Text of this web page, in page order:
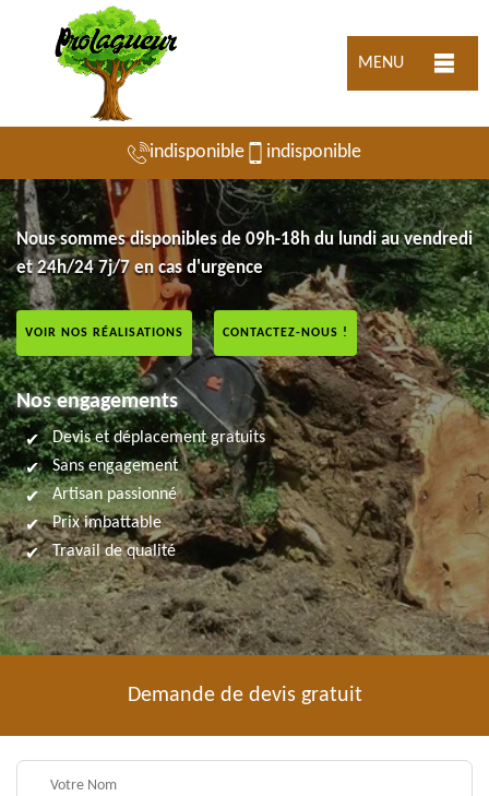
MENU
indisponible indisponible
Nous sommes disponibles de 09h-18h du lundi au vendredi
et 24h/24 7j/7 en cas d'urgence
VOIR NOS RÉALISATIONS CONTACTEZ-NOUS !
Nos engagements
Devis et déplacement gratuits
Sans engagement
Artisan passionné
Prix imbattable
Travail de qualité
Demande de devis gratuit